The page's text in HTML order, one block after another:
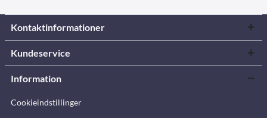
Kontaktinformationer
Kundeservice
Information
Cookieindstillinger